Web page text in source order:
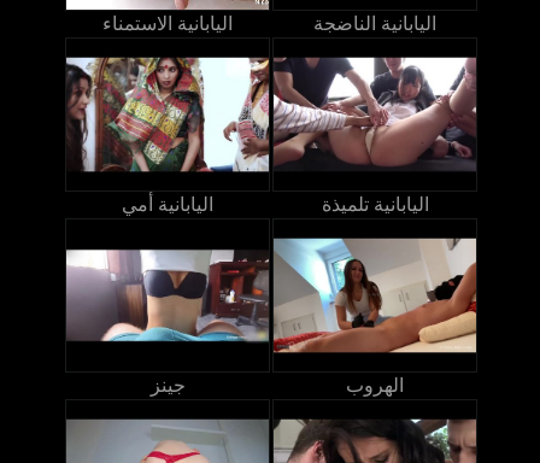
اليابانية الاستمناء اليابانية الناضجة
اليابانية أمي اليابانية تلميذة
جينز الهروب